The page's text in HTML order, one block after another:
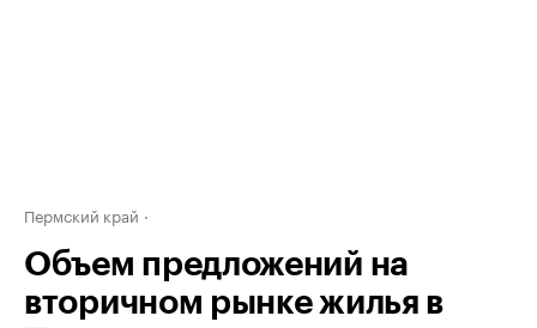
Пермский край
Объем предложений на
вторичном рынке жилья в